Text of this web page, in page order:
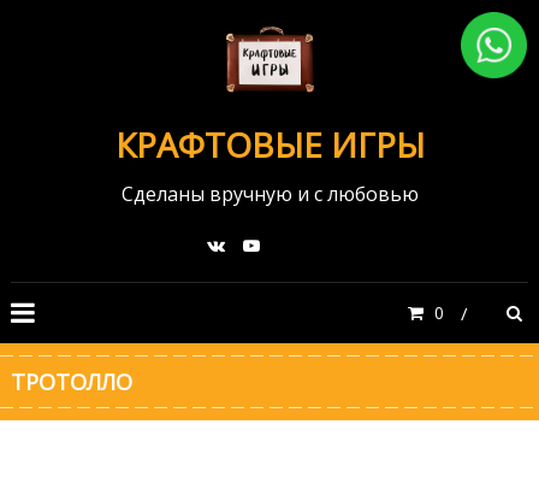
КРАФТОВЫЕ ИГРЫ
Сделаны вручную и с любовью
0
ТРОТОЛЛО